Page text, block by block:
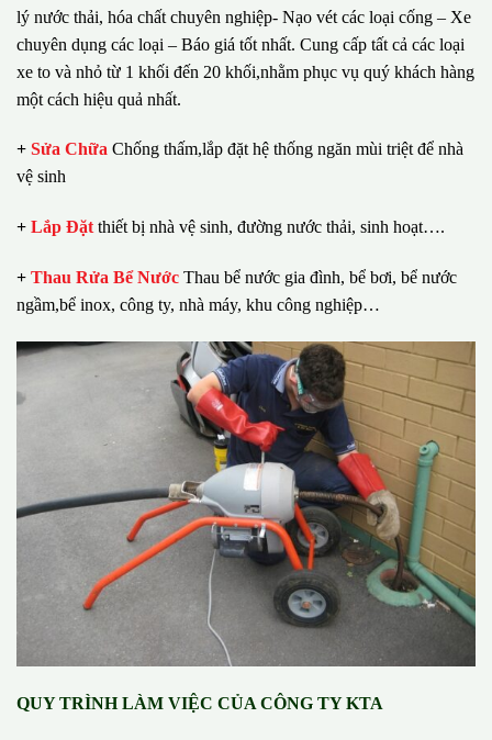
lý nước thải, hóa chất chuyên nghiệp- Nạo vét các loại cống – Xe
chuyên dụng các loại – Báo giá tốt nhất. Cung cấp tất cả các loại
xe to và nhỏ từ 1 khối đến 20 khối,nhằm phục vụ quý khách hàng
một cách hiệu quả nhất.
+ Sửa Chữa Chống thấm,lắp đặt hệ thống ngăn mùi triệt để nhà
vệ sinh
+ Lắp Đặt thiết bị nhà vệ sinh, đường nước thải, sinh hoạt….
+ Thau Rửa Bể Nước Thau bể nước gia đình, bể bơi, bể nước
ngầm,bể inox, công ty, nhà máy, khu công nghiệp…
QUY TRÌNH LÀM VIỆC CỦA CÔNG TY KTA